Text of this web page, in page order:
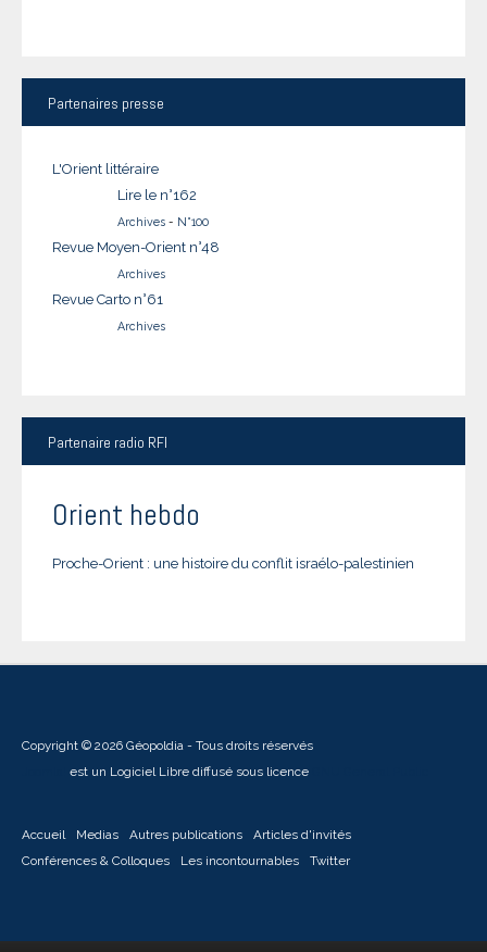
Partenaires presse
L'Orient littéraire
Lire le n°162
Archives - N°100
Revue Moyen-Orient n°48
Archives
Revue Carto n°61
Archives
Partenaire radio RFI
Orient hebdo
Proche-Orient : une histoire du conflit israélo-palestinien
Copyright © 2026 Géopoldia - Tous droits réservés
est un Logiciel Libre diffusé sous licence
Accueil Medias Autres publications
Articles d'invités
Conférences & Colloques
Les incontournables Twitter